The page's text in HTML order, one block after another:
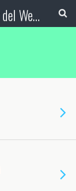
Booking Blog™ - Il blog del Web Marketing Turistico